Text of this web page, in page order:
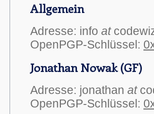
Allgemein
Adresse: info at
OpenPGP-Schlüssel:
Jonathan Nowak (GF)
Adresse: jonathan at
OpenPGP-Schlüssel: